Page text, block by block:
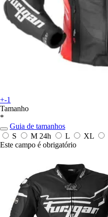
+-1
Tamanho
*
Guia de tamanhos
S
M 24h L XL
Este campo é obrigatório